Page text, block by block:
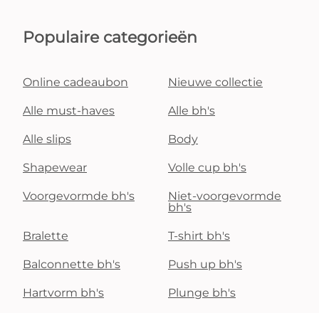
Populaire categorieën
Online cadeaubon Nieuwe collectie
Alle must-haves Alle bh's
Alle slips Body
Shapewear Volle cup bh's
Voorgevormde bh's
Niet-voorgevormde
bh's
Bralette T-shirt bh's
Balconnette bh's Push up bh's
Hartvorm bh's Plunge bh's